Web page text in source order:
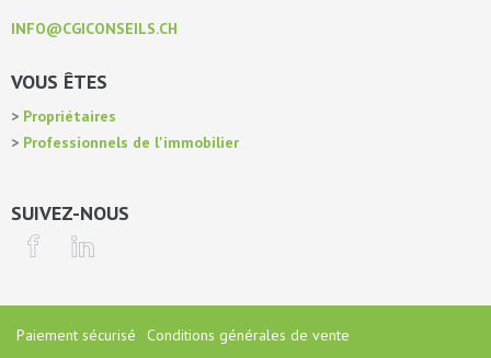
INFO@CGICONSEILS.CH
VOUS ÊTES
Propriétaires
Professionnels de l'immobilier
SUIVEZ-NOUS
Paiement sécurisé Conditions générales de vente